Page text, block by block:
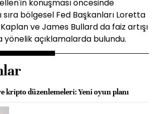
konuşması öncesinde
sıra bölgesel Fed Başkanları Loretta
ve James Bullard da faiz artışı
yönelik açıklamalarda bulundu.
kripto düzenlemeleri: Yeni oyun planı